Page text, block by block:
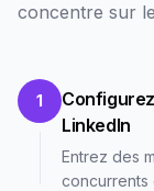
concentre sur
1
LinkedIn
Entrez des
concurrents